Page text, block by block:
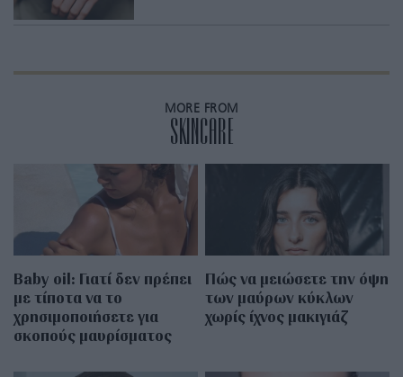
MORE FROM
SKINCARE
Baby oil: Γιατί δεν πρέπει
με τίποτα να το
χρησιμοποιήσετε για
σκοπούς μαυρίσματος
Πώς να μειώσετε την όψη
των μαύρων κύκλων
χωρίς ίχνος μακιγιάζ